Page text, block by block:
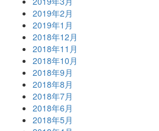
2019年2月
2019年1月
2018年12月
2018年11月
2018年10月
2018年9月
2018年8月
2018年7月
2018年6月
2018年5月